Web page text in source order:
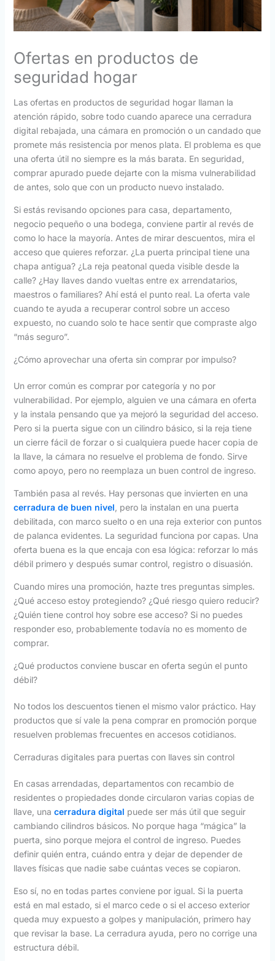
Ofertas en productos de
seguridad hogar
Las ofertas en productos de seguridad hogar llaman la
atención rápido, sobre todo cuando aparece una cerradura
digital rebajada, una cámara en promoción o un candado que
promete más resistencia por menos plata. El problema es que
una oferta útil no siempre es la más barata. En seguridad,
comprar apurado puede dejarte con la misma vulnerabilidad
de antes, solo que con un producto nuevo instalado.
Si estás revisando opciones para casa, departamento,
negocio pequeño o una bodega, conviene partir al revés de
como lo hace la mayoría. Antes de mirar descuentos, mira el
acceso que quieres reforzar. ¿La puerta principal tiene una
chapa antigua? ¿La reja peatonal queda visible desde la
calle? ¿Hay llaves dando vueltas entre ex arrendatarios,
maestros o familiares? Ahí está el punto real. La oferta vale
cuando te ayuda a recuperar control sobre un acceso
expuesto, no cuando solo te hace sentir que compraste algo
“más seguro”.
¿Cómo aprovechar una oferta sin comprar por impulso?
Un error común es comprar por categoría y no por
vulnerabilidad. Por ejemplo, alguien ve una cámara en oferta
y la instala pensando que ya mejoró la seguridad del acceso.
Pero si la puerta sigue con un cilindro básico, si la reja tiene
un cierre fácil de forzar o si cualquiera puede hacer copia de
la llave, la cámara no resuelve el problema de fondo. Sirve
como apoyo, pero no reemplaza un buen control de ingreso.
También pasa al revés. Hay personas que invierten en una
cerradura de buen nivel , pero la instalan en una puerta
debilitada, con marco suelto o en una reja exterior con puntos
de palanca evidentes. La seguridad funciona por capas. Una
oferta buena es la que encaja con esa lógica: reforzar lo más
débil primero y después sumar control, registro o disuasión.
Cuando mires una promoción, hazte tres preguntas simples.
¿Qué acceso estoy protegiendo? ¿Qué riesgo quiero reducir?
¿Quién tiene control hoy sobre ese acceso? Si no puedes
responder eso, probablemente todavía no es momento de
comprar.
¿Qué productos conviene buscar en oferta según el punto
débil?
No todos los descuentos tienen el mismo valor práctico. Hay
productos que sí vale la pena comprar en promoción porque
resuelven problemas frecuentes en accesos cotidianos.
Cerraduras digitales para puertas con llaves sin control
En casas arrendadas, departamentos con recambio de
residentes o propiedades donde circularon varias copias de
llave, una cerradura digital puede ser más útil que seguir
cambiando cilindros básicos. No porque haga “mágica” la
puerta, sino porque mejora el control de ingreso. Puedes
definir quién entra, cuándo entra y dejar de depender de
llaves físicas que nadie sabe cuántas veces se copiaron.
Eso sí, no en todas partes conviene por igual. Si la puerta
está en mal estado, si el marco cede o si el acceso exterior
queda muy expuesto a golpes y manipulación, primero hay
que revisar la base. La cerradura ayuda, pero no corrige una
estructura débil.